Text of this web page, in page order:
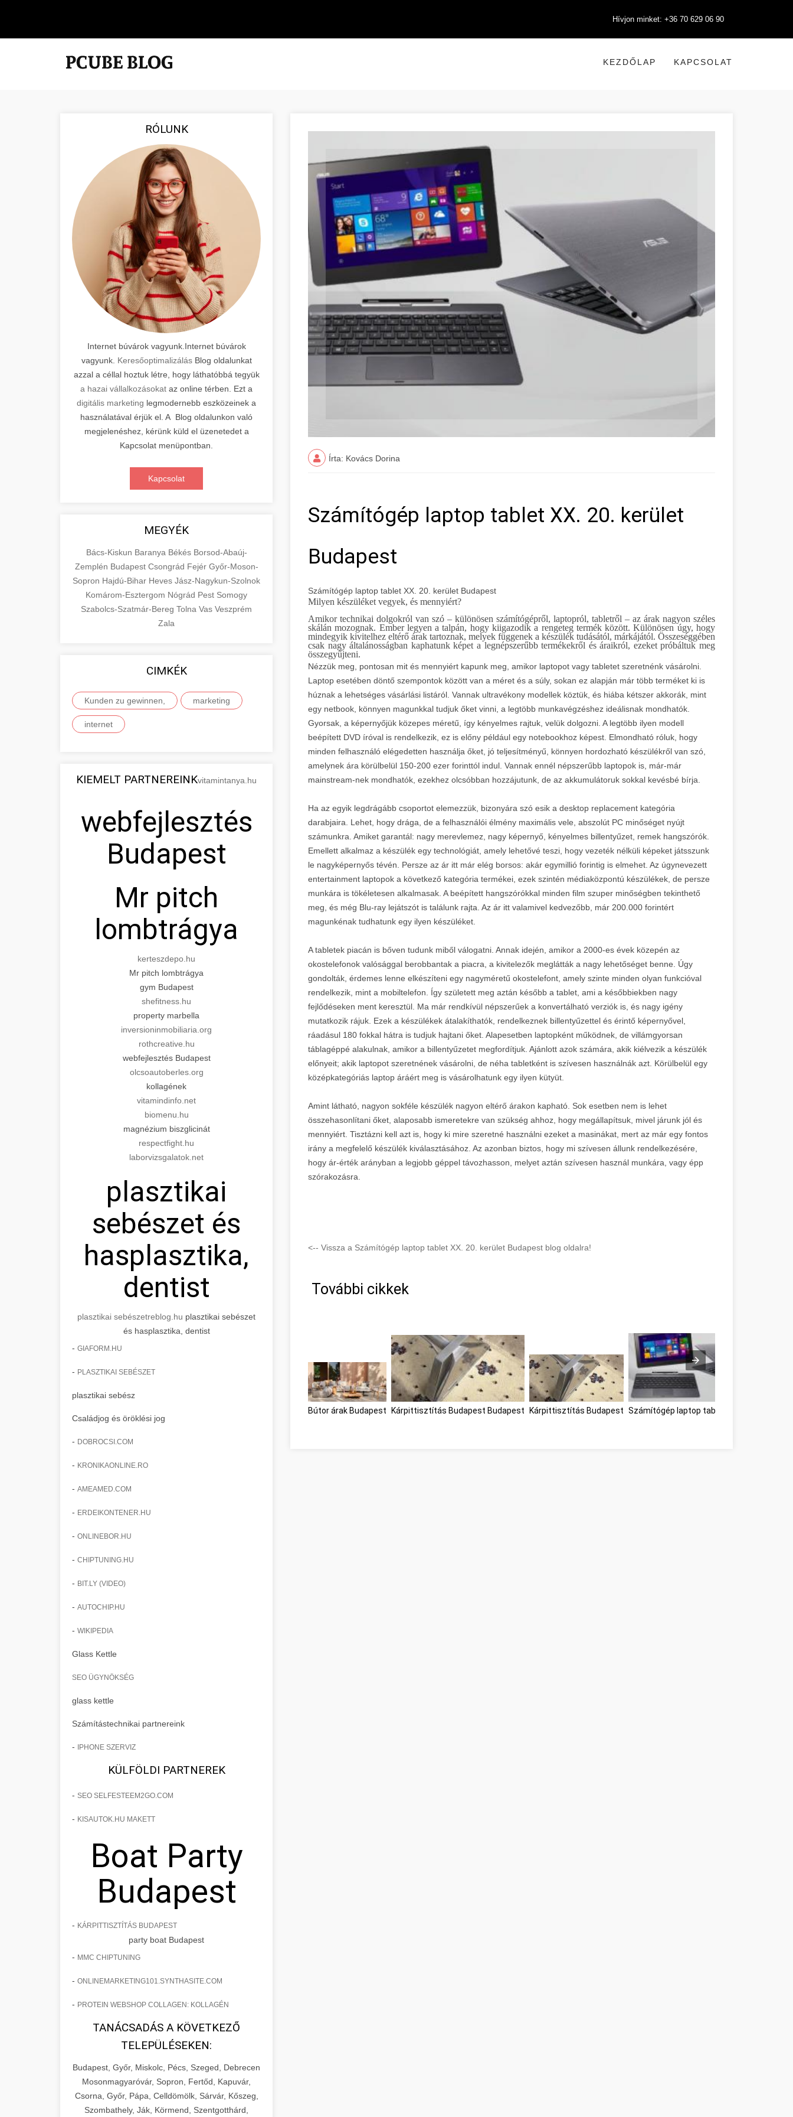
Hívjon minket: +36 70 629 06 90
KEZDŐLAP KAPCSOLAT
RÓLUNK
Internet búvárok vagyunk.Internet búvárok
vagyunk. KeresőoptimalizálásBlog oldalunkat
azzal a céllal hoztuk létre, hogy láthatóbbá tegyük
a hazai vállalkozásokat az online térben. Ezt a
digitális marketing legmodernebb eszközeinek a
használatával érjük el. A Blog oldalunkon való
megjelenéshez, kérünk küld el üzenetedet a
Kapcsolat menüpontban.
Kapcsolat
MEGYÉK
Bács-Kiskun Baranya Békés Borsod-Abaúj-
Zemplén Budapest Csongrád Fejér Győr-Moson-
Sopron Hajdú-Bihar Heves Jász-Nagykun-Szolnok
Komárom-Esztergom Nógrád Pest Somogy
Szabolcs-Szatmár-Bereg Tolna Vas Veszprém
Zala
CIMKÉK
Kunden zu gewinnen, marketing
internet
KIEMELT PARTNEREINKvitamintanya.hu
webfejlesztés
Budapest
Mr pitch
lombtrágya
kerteszdepo.hu
Mr pitch lombtrágya
gym Budapest
shefitness.hu
property marbella
inversioninmobiliaria.org
rothcreative.hu
webfejlesztés Budapest
olcsoautoberles.org
kollagének
vitamindinfo.net
biomenu.hu
magnézium biszglicinát
respectfight.hu
laborvizsgalatok.net
plasztikai
sebészet és
hasplasztika,
dentist
plasztikai sebészetreblog.hu plasztikai sebészet
és hasplasztika, dentist
- GIAFORM.HU
- PLASZTIKAI SEBÉSZET
plasztikai sebész
Családjog és öröklési jog
- DOBROCSI.COM
- KRONIKAONLINE.RO
- AMEAMED.COM
- ERDEIKONTENER.HU
- ONLINEBOR.HU
- CHIPTUNING.HU
- BIT.LY (VIDEO)
- AUTOCHIP.HU
- WIKIPEDIA
Glass Kettle
SEO ÜGYNÖKSÉG
glass kettle
Számítástechnikai partnereink
- IPHONE SZERVIZ
KÜLFÖLDI PARTNEREK
- SEO SELFESTEEM2GO.COM
- KISAUTOK.HU MAKETT
Boat Party
Budapest
- KÁRPITTISZTÍTÁS BUDAPEST
party boat Budapest
- MMC CHIPTUNING
- ONLINEMARKETING101.SYNTHASITE.COM
- PROTEIN WEBSHOP COLLAGEN: KOLLAGÉN
TANÁCSADÁS A KÖVETKEZŐ
TELEPÜLÉSEKEN:
Budapest, Győr, Miskolc, Pécs, Szeged, Debrecen
Mosonmagyaróvár, Sopron, Fertőd, Kapuvár,
Csorna, Győr, Pápa, Celldömölk, Sárvár, Kőszeg,
Szombathely, Ják, Körmend, Szentgotthárd,
Írta: Kovács Dorina
Számítógép laptop tablet XX. 20. kerület
Budapest
Számítógép laptop tablet XX. 20. kerület Budapest
Milyen készüléket vegyek, és mennyiért?
Amikor technikai dolgokról van szó – különösen számítógépről, laptopról, tabletről – az árak nagyon széles
skálán mozognak. Ember legyen a talpán, hogy kiigazodik a rengeteg termék között. Különösen úgy, hogy
mindegyik kivitelhez eltérő árak tartoznak, melyek függenek a készülék tudásától, márkájától. Összeséggében
csak nagy általánosságban kaphatunk képet a legnépszerűbb termékekről és áraikról, ezeket próbáltuk meg
összegyűjteni.
Nézzük meg, pontosan mit és mennyiért kapunk meg, amikor laptopot vagy tabletet szeretnénk vásárolni.
Laptop esetében döntő szempontok között van a méret és a súly, sokan ez alapján már több terméket ki is
húznak a lehetséges vásárlási listáról. Vannak ultravékony modellek köztük, és hiába kétszer akkorák, mint
egy netbook, könnyen magunkkal tudjuk őket vinni, a legtöbb munkavégzéshez ideálisnak mondhatók.
Gyorsak, a képernyőjük közepes méretű, így kényelmes rajtuk, velük dolgozni. A legtöbb ilyen modell
beépített DVD íróval is rendelkezik, ez is előny például egy notebookhoz képest. Elmondható róluk, hogy
minden felhasználó elégedetten használja őket, jó teljesítményű, könnyen hordozható készülékről van szó,
amelynek ára körülbelül 150-200 ezer forinttól indul. Vannak ennél népszerűbb laptopok is, már-már
mainstream-nek mondhatók, ezekhez olcsóbban hozzájutunk, de az akkumulátoruk sokkal kevésbé bírja.
Ha az egyik legdrágább csoportot elemezzük, bizonyára szó esik a desktop replacement kategória
darabjaira. Lehet, hogy drága, de a felhasználói élmény maximális vele, abszolút PC minőséget nyújt
számunkra. Amiket garantál: nagy merevlemez, nagy képernyő, kényelmes billentyűzet, remek hangszórók.
Emellett alkalmaz a készülék egy technológiát, amely lehetővé teszi, hogy vezeték nélküli képeket játsszunk
le nagyképernyős tévén. Persze az ár itt már elég borsos: akár egymillió forintig is elmehet. Az úgynevezett
entertainment laptopok a következő kategória termékei, ezek szintén médiaközpontú készülékek, de persze
munkára is tökéletesen alkalmasak. A beépített hangszórókkal minden film szuper minőségben tekinthető
meg, és még Blu-ray lejátszót is találunk rajta. Az ár itt valamivel kedvezőbb, már 200.000 forintért
magunkénak tudhatunk egy ilyen készüléket.
A tabletek piacán is bőven tudunk miből válogatni. Annak idején, amikor a 2000-es évek közepén az
okostelefonok valósággal berobbantak a piacra, a kivitelezők meglátták a nagy lehetőséget benne. Úgy
gondolták, érdemes lenne elkészíteni egy nagyméretű okostelefont, amely szinte minden olyan funkcióval
rendelkezik, mint a mobiltelefon. Így született meg aztán később a tablet, ami a későbbiekben nagy
fejlődéseken ment keresztül. Ma már rendkívül népszerűek a konvertálható verziók is, és nagy igény
mutatkozik rájuk. Ezek a készülékek átalakíthatók, rendelkeznek billentyűzettel és érintő képernyővel,
ráadásul 180 fokkal hátra is tudjuk hajtani őket. Alapesetben laptopként működnek, de villámgyorsan
táblagéppé alakulnak, amikor a billentyűzetet megfordítjuk. Ajánlott azok számára, akik kiélvezik a készülék
előnyeit; akik laptopot szeretnének vásárolni, de néha tabletként is szívesen használnák azt. Körülbelül egy
középkategóriás laptop áráért meg is vásárolhatunk egy ilyen kütyüt.
Amint látható, nagyon sokféle készülék nagyon eltérő árakon kapható. Sok esetben nem is lehet
összehasonlítani őket, alaposabb ismeretekre van szükség ahhoz, hogy megállapítsuk, mivel járunk jól és
mennyiért. Tisztázni kell azt is, hogy ki mire szeretné használni ezeket a masinákat, mert az már egy fontos
irány a megfelelő készülék kiválasztásához. Az azonban biztos, hogy mi szívesen állunk rendelkezésére,
hogy ár-érték arányban a legjobb géppel távozhasson, melyet aztán szívesen használ munkára, vagy épp
szórakozásra.
<-- Vissza a Számítógép laptop tablet XX. 20. kerület Budapest blog oldalra!
További cikkek
Bútor árak Budapest Kárpittisztítás Budapest Budapest Kárpittisztítás Budapest Számítógép laptop tablet Budapest